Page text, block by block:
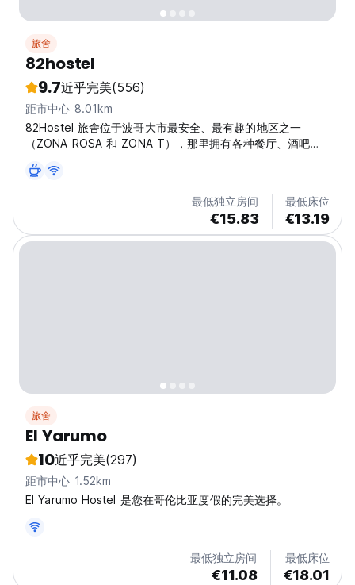
旅舍
82hostel
9.7近乎完美(556)
距市中心 8.01km
82Hostel 旅舍位于波哥大市最安全、最有趣的地区之一
（ZONA ROSA 和 ZONA T），那里拥有各种餐厅、酒吧、
最低独立房间
€15.83
最低床位
€13.19
旅舍
El Yarumo
10近乎完美(297)
距市中心 1.52km
El Yarumo Hostel 是您在哥伦比亚度假的完美选择。
最低独立房间
€11.08
最低床位
€18.01